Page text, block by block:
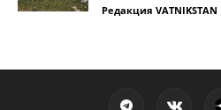
Редакция VATNIKSTAN